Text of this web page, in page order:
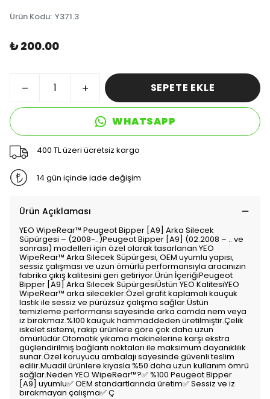
Ürün Kodu: Y371.3
₺ 200.00
SEPETE EKLE
WHATSAPP
400 TL üzeri ücretsiz kargo
14 gün içinde iade değişim
Ürün Açıklaması
YEO WipeRear™️ Peugeot Bipper [A9] Arka Silecek
Süpürgesi – (2008-..)Peugeot Bipper [A9] (02.2008 – .. ve
sonrası) modelleri için özel olarak tasarlanan YEO
WipeRear™️ Arka Silecek Süpürgesi, OEM uyumlu yapısı,
sessiz çalışması ve uzun ömürlü performansıyla aracınızın
fabrika çıkış kalitesini geri getiriyor.Ürün İçeriğiPeugeot
Bipper [A9] Arka Silecek SüpürgesiÜstün YEO KalitesiYEO
WipeRear™️ arka silecekler:Özel grafit kaplamalı kauçuk
lastik ile sessiz ve pürüzsüz çalışma sağlar.Üstün
temizleme performansı sayesinde arka camda nem veya
iz bırakmaz.%100 kauçuk hammaddeden üretilmiştir.Çelik
iskelet sistemi, rakip ürünlere göre çok daha uzun
ömürlüdür.Otomatik yıkama makinelerine karşı ekstra
güçlendirilmiş bağlantı noktaları ile maksimum dayanıklılık
sunar.Özel koruyucu ambalajı sayesinde güvenli teslim
edilir.Muadil ürünlere kıyasla %50 daha uzun kullanım ömrü
sağlar.Neden YEO WipeRear™️?✅ %100 Peugeot Bipper
[A9] uyumlu✅ OEM standartlarında üretim✅ Sessiz ve iz
bırakmayan çalışma✅ Ç